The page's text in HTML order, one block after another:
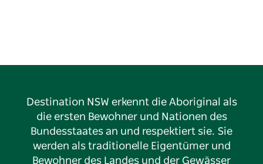
Destination NSW erkennt die Aboriginal als
die ersten Bewohner und Nationen des
Bundesstaates an und respektiert sie. Sie
werden als traditionelle Eigentümer und
Bewohner des Landes und der Gewässer